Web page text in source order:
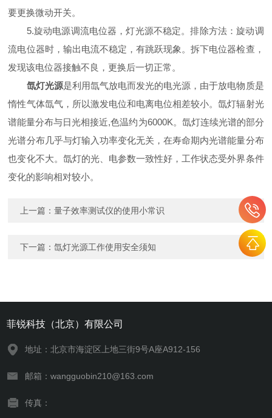
要更换微动开关。
5.旋动电源调流电位器，灯光源不稳定。排除方法：旋动调
流电位器时，输出电流不稳定，有跳跃现象。拆下电位器检查，
发现该电位器接触不良，更换后一切正常。
氙灯光源是利用氙气放电而发光的电光源，由于放电物质是
惰性气体氙气，所以激发电位和电离电位相差较小。氙灯辐射光
谱能量分布与日光相接近,色温约为6000K。氙灯连续光谱的部分
光谱分布几乎与灯输入功率变化无关，在寿命期内光谱能量分布
也变化不大。氙灯的光、电参数一致性好，工作状态受外界条件
变化的影响相对较小。
上一篇：量子效率测试仪的使用小常识
下一篇：氙灯光源工作使用安全须知
菲锐科技（北京）有限公司
地址：北京市海淀区上地三街9号A座A912-156
邮箱：wangguobin210@163.com
传真：